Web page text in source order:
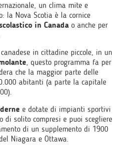
un clima mite e
la Nova Scotia è la cornice
in Canada o anche per
in cittadine piccole, in un
, questo programma fa per
che la maggior parte delle
abitanti (a parte la capitale
e dotate di impianti sportivi
di solito compresi e puoi scegliere
di un supplemento di 1900
Niagara e Ottawa.